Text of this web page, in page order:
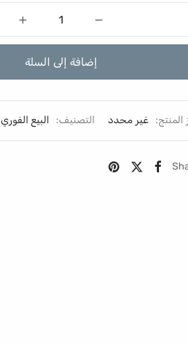
إضافة إلى السلة
المنتج: غير محدد التصنيف: البيع الفوري